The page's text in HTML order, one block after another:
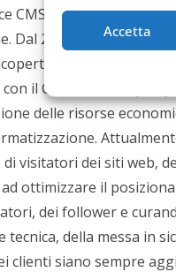
Accetta
CMS ottimizzati per le
Dal 2008 al 2012 è
per 2 mandati
il Comune di Napoli
delle risorse
visitatori dei siti web,
ottimizzare il
dei follower e
della messa in
clienti siano sempre